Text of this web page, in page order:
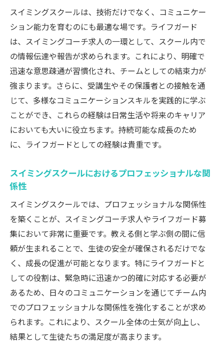
スイミングスクールは、技術だけでなく、コミュニケー
ション能力を育むのにも最適な場です。ライフガード
は、スイミングコーチ求人の一環として、スクール内で
の情報伝達や報告が求められます。これにより、明確で
迅速な意思疎通が習慣化され、チームとしての結束力が
強まります。さらに、受講生やその保護者との接触を通
じて、多様なコミュニケーションスキルを実践的に学ぶ
ことができ、これらの経験は日常生活や将来のキャリア
においても大いに役立ちます。持続可能な成長のため
に、ライフガードとしての経験は貴重です。
スイミングスクールにおけるプロフェッショナルな関
係性
スイミングスクールでは、プロフェッショナルな関係性
を築くことが、スイミングコーチ求人やライフガード募
集において非常に重要です。教える側と学ぶ側の間に信
頼が生まれることで、生徒の安全が確保されるだけでな
く、成長の促進が可能となります。特にライフガードと
しての役割は、緊急時に迅速かつ的確に対応する必要が
あるため、日々のコミュニケーションを通じてチーム内
でのプロフェッショナルな関係性を強化することが求め
られます。これにより、スクール全体の士気が向上し、
結果として生徒たちの満足度が高まります。